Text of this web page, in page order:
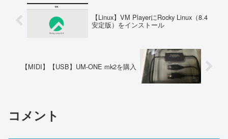
【Linux】VM PlayerにRocky Linux（8.4
安定版）をインストール
【MIDI】【USB】UM-ONE mk2を購入
コメント